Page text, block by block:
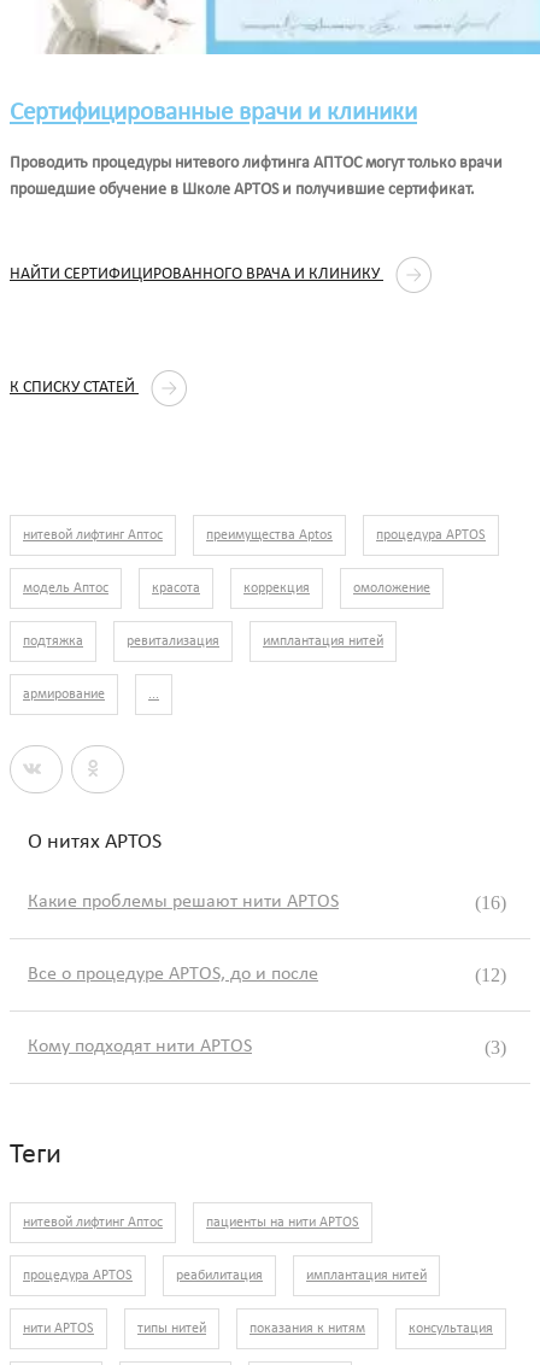
Сертифицированные врачи и клиники
Проводить процедуры нитевого лифтинга АПТОС могут только врачи
прошедшие обучение в Школе APTOS и получившие сертификат.
НАЙТИ СЕРТИФИЦИРОВАННОГО ВРАЧА И КЛИНИКУ
К СПИСКУ СТАТЕЙ
нитевой лифтинг Аптос преимущества Aptos процедура APTOS
модель Аптос красота коррекция омоложение
подтяжка ревитализация имплантация нитей
армирование ...
О нитях APTOS
Какие проблемы решают нити APTOS (16)
Все о процедуре APTOS, до и после (12)
Кому подходят нити APTOS (3)
Теги
нитевой лифтинг Аптос пациенты на нити APTOS
процедура APTOS реабилитация имплантация нитей
нити APTOS типы нитей показания к нитям консультация